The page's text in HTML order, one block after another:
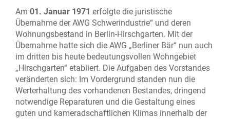
Am 01. Januar 1971 erfolgte die juristische
Übernahme der AWG Schwerindustrie“ und deren
Wohnungsbestand in Berlin-Hirschgarten. Mit der
Übernahme hatte sich die AWG „Berliner Bär“ nun auch
im dritten bis heute bedeutungsvollen Wohngebiet
„Hirschgarten“ etabliert. Die Aufgaben des Vorstandes
veränderten sich: Im Vordergrund standen nun die
Werterhaltung des vorhandenen Bestandes, dringend
notwendige Reparaturen und die Gestaltung eines
guten und kameradschaftlichen Klimas innerhalb der